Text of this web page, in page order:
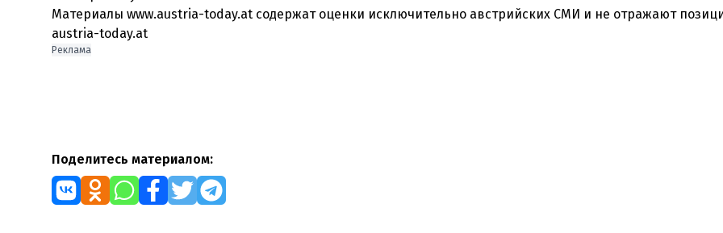
Материалы www.austria-today.at содержат оценки исключительно австрийских СМИ и не отражают
austria-today.at
Реклама
Поделитесь материалом: